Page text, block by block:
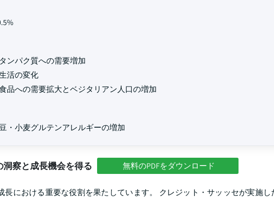
ンパク質への需要増加
活の変化
品への需要拡大とベジタリアン人口の増加
・小麦グルテンアレルギーの増加
洞察と成長機会を得る 無料のPDFをダウンロード
における重要な役割を果たしています。 クレジット・サッッセが実施し